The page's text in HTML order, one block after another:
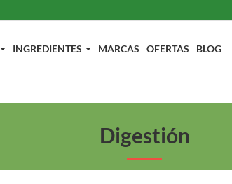
INGREDIENTES MARCAS OFERTAS BLOG
Digestión